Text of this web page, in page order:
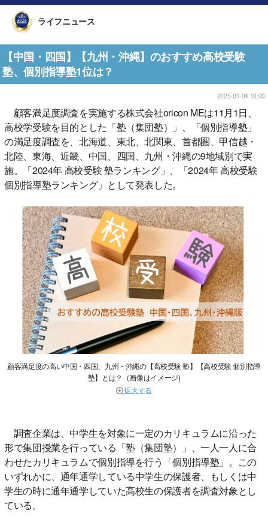
ライフニュース
【中国・四国】【九州・沖縄】のおすすめ高校受験
塾、個別指導塾1位は？
2025-01-04 10:00
顧客満足度調査を実施する株式会社oricon MEは11月1日、
高校学受験を目的とした「塾（集団塾）」、「個別指導塾」
の満足度調査を、北海道、東北、北関東、首都圏、甲信越・
北陸、東海、近畿、中国、四国、九州・沖縄の9地域別で実
施。「2024年 高校受験 塾ランキング」、「2024年 高校受験
個別指導塾ランキング」として発表した。
顧客満足度の高い中国・四国、九州・沖縄の【高校受験 塾】【高校受験 個別指導
塾】とは？（画像はイメージ)
拡大する
調査企業は、中学生を対象に一定のカリキュラムに沿った
形で集団授業を行っている「塾（集団塾）」、一人一人に合
わせたカリキュラムで個別指導を行う「個別指導塾」。この
いずれかに、通年通学している中学生の保護者、もしくは中
学生の時に通年通学していた高校生の保護者を調査対象とし
ている。